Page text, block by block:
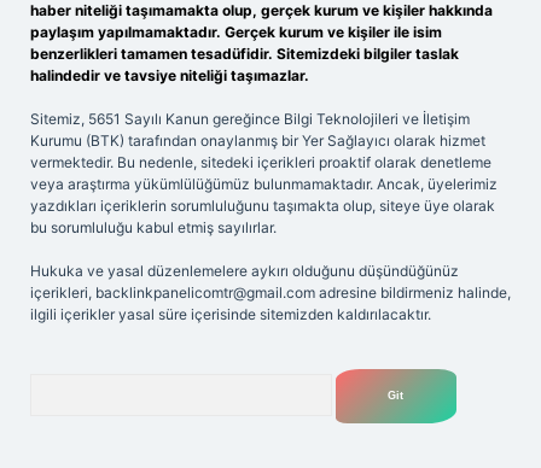
haber niteliği taşımamakta olup, gerçek kurum ve kişiler hakkında
paylaşım yapılmamaktadır. Gerçek kurum ve kişiler ile isim
benzerlikleri tamamen tesadüfidir. Sitemizdeki bilgiler taslak
halindedir ve tavsiye niteliği taşımazlar.
Sitemiz, 5651 Sayılı Kanun gereğince Bilgi Teknolojileri ve İletişim
Kurumu (BTK) tarafından onaylanmış bir Yer Sağlayıcı olarak hizmet
vermektedir. Bu nedenle, sitedeki içerikleri proaktif olarak denetleme
veya araştırma yükümlülüğümüz bulunmamaktadır. Ancak, üyelerimiz
yazdıkları içeriklerin sorumluluğunu taşımakta olup, siteye üye olarak
bu sorumluluğu kabul etmiş sayılırlar.
Hukuka ve yasal düzenlemelere aykırı olduğunu düşündüğünüz
içerikleri, backlinkpanelicomtr@gmail.com adresine bildirmeniz halinde,
ilgili içerikler yasal süre içerisinde sitemizden kaldırılacaktır.